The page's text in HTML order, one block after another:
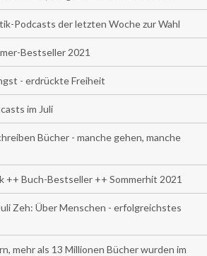
Podcasts der letzten Woche zur Wahl
Bestseller 2021
- erdrückte Freiheit
im Juli
Bücher - manche gehen, manche
++ Buch-Bestseller ++ Sommerhit 2021
Zeh: Über Menschen - erfolgreichstes
mehr als 13 Millionen Bücher wurden im